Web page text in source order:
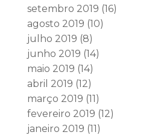
setembro 2019 (16)
agosto 2019 (10)
julho 2019 (8)
junho 2019 (14)
maio 2019 (14)
abril 2019 (12)
março 2019 (11)
fevereiro 2019 (12)
janeiro 2019 (11)